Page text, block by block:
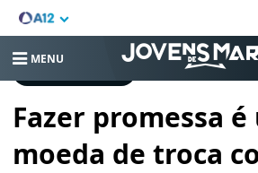
MENU
Fazer promessa é
moeda de troca